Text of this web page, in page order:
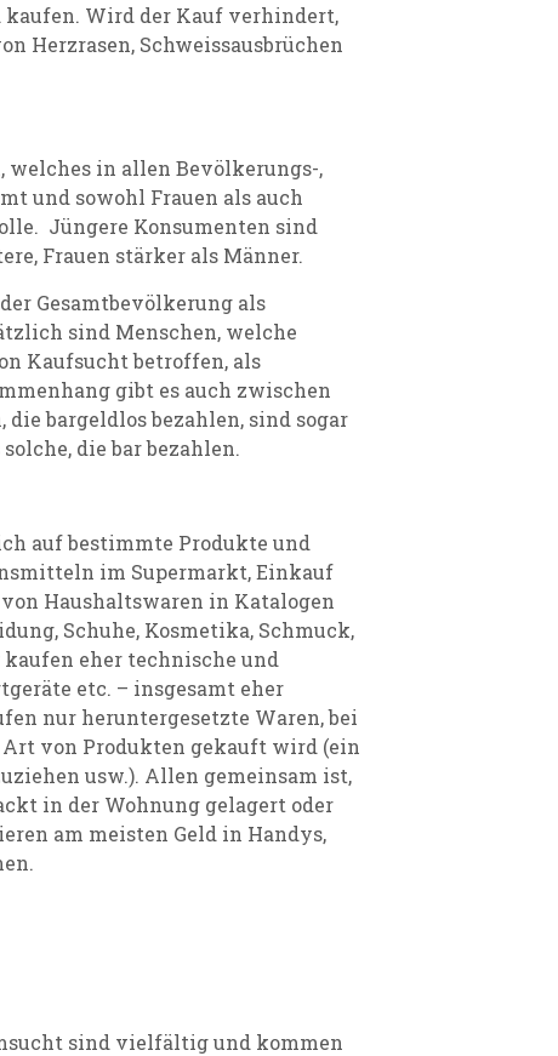
Wird der Kauf verhindert,
Herzrasen, Schweissausbrüchen
in allen Bevölkerungs-,
und sowohl Frauen als auch
Jüngere Konsumenten sind
Frauen stärker als Männer.
Gesamtbevölkerung als
sind Menschen, welche
Kaufsucht betroffen, als
gibt es auch zwischen
bargeldlos bezahlen, sind sogar
die bar bezahlen.
auf bestimmte Produkte und
im Supermarkt, Einkauf
Haushaltswaren in Katalogen
Schuhe, Kosmetika, Schmuck,
eher technische und
etc. – insgesamt eher
nur heruntergesetzte Waren, bei
von Produkten gekauft wird (ein
usw.). Allen gemeinsam ist,
in der Wohnung gelagert oder
am meisten Geld in Handys,
sind vielfältig und kommen